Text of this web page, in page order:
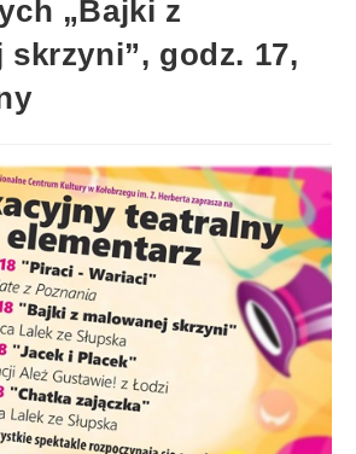
„Bajki z
skrzyni”, godz. 17,